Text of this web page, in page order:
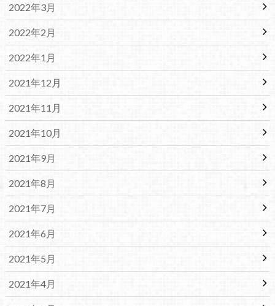
2022年3月
2022年2月
2022年1月
2021年12月
2021年11月
2021年10月
2021年9月
2021年8月
2021年7月
2021年6月
2021年5月
2021年4月